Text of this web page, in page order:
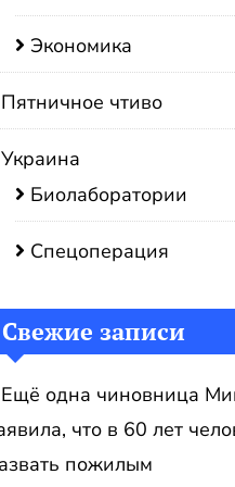
Экономика
Пятничное чтиво
Украина
Биолаборатории
Спецоперация
Свежие записи
Ещё одна чиновница
что в 60 лет
пожилым